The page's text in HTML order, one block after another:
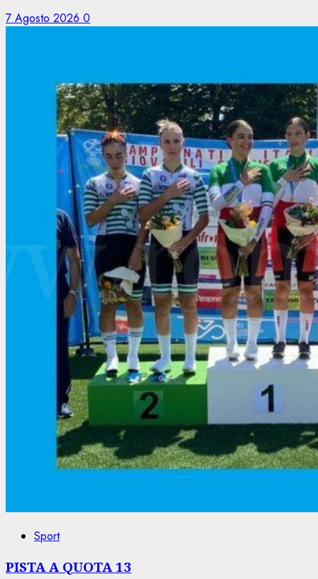
7 Agosto 2026 0
Sport
PISTA A QUOTA 13